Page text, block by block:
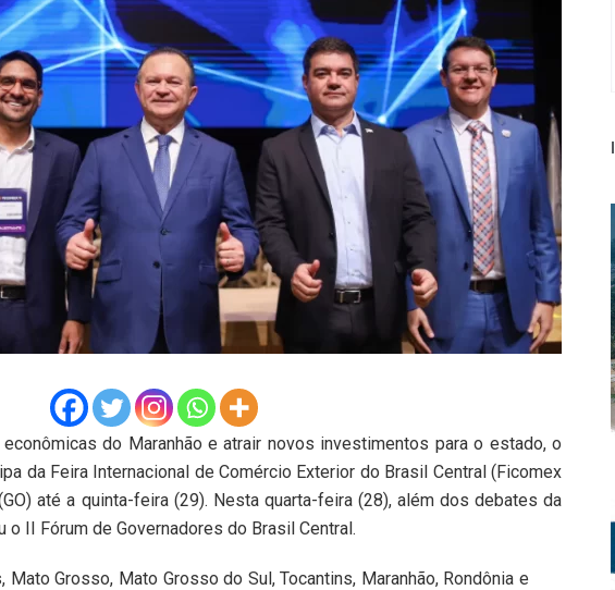
do Maranhão e atrair novos investimentos para o estado, o
da Feira Internacional de Comércio Exterior do Brasil Central (Ficomex
até a quinta-feira (29). Nesta quarta-feira (28), além dos debates da
II Fórum de Governadores do Brasil Central.
Grosso, Mato Grosso do Sul, Tocantins, Maranhão, Rondônia e